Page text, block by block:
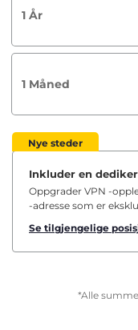
1 År
1 Måned
Nye steder
Inkluder en
Oppgrader VPN -
-adresse som er
Se tilgjengelige
*Alle